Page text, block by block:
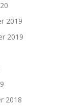
2019
2019
2018